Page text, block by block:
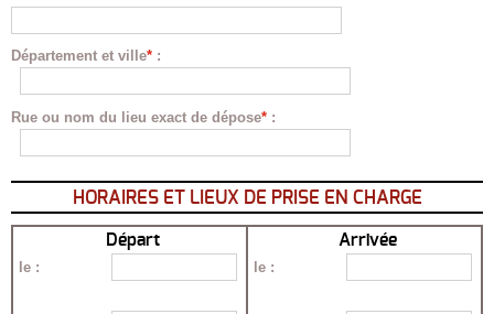
Département et ville* :
Rue ou nom du lieu exact de dépose* :
HORAIRES ET LIEUX DE PRISE EN CHARGE
Départ
le :
Arrivée
le :